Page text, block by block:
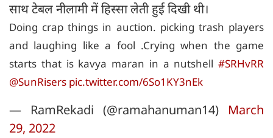
साथ टेबल नीलामी में हिस्सा लेती हुई दिखी थी।
Doing crap things in auction. picking trash players
and laughing like a fool .Crying when the game
starts that is kavya maran in a nutshell #SRHvRR
@SunRisers pic.twitter.com/6So1KY3nEk
— RamRekadi (@ramahanuman14) March
29, 2022